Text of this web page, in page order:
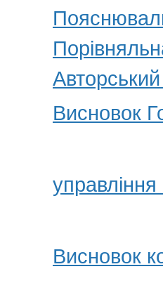
Висновок
Висновок